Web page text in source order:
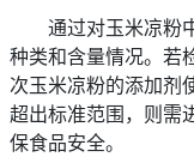
通过对玉米凉粉
种类和含量情况。若
次玉米凉粉的添加剂
超出标准范围，则需
保食品安全。